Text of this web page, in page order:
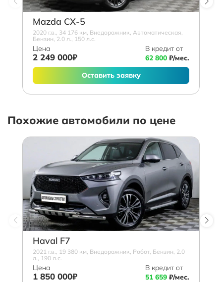
Mazda СХ-5
2020 г.в., 34 176 км, Внедорожник, Автоматическая,
Бензин, 2.0 л., 150 л.с.
Цена
2 249 000₽
В кредит от
62 800 ₽/мес.
Оставить заявку
Похожие автомобили по цене
Haval F7
2021 г.в., 19 380 км, Внедорожник, Робот, Бензин, 2.0
л., 190 л.с.
Цена
1 850 000₽
В кредит от
51 659 ₽/мес.